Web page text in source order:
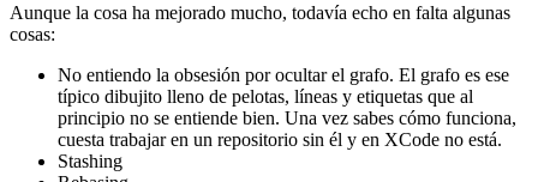
Aunque la cosa ha mejorado mucho, todavía echo en falta algunas
cosas:
No entiendo la obsesión por ocultar el grafo. El grafo es ese
típico dibujito lleno de pelotas, líneas y etiquetas que al
principio no se entiende bien. Una vez sabes cómo funciona,
cuesta trabajar en un repositorio sin él y en XCode no está.
Stashing